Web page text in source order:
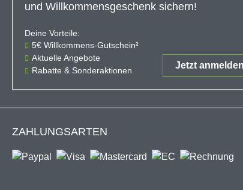
und Willkommensgeschenk sichern!
Deine Vorteile:
5€ Willkommens-Gutschein²Der 5€-Gutschein ist ab
Aktuelle Angebote
Rabatte & Sonderaktionen
Jetzt anmelden
ZAHLUNGSARTEN